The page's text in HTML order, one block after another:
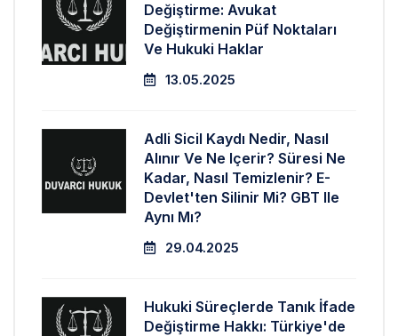
Değiştirme: Avukat
Değiştirmenin Püf Noktaları
Ve Hukuki Haklar
13.05.2025
Adli Sicil Kaydı Nedir, Nasıl
Alınır Ve Ne Içerir? Süresi Ne
Kadar, Nasıl Temizlenir? E-
Devlet'ten Silinir Mi? GBT Ile
Aynı Mı?
29.04.2025
Hukuki Süreçlerde Tanık İfade
Değiştirme Hakkı: Türkiye'de